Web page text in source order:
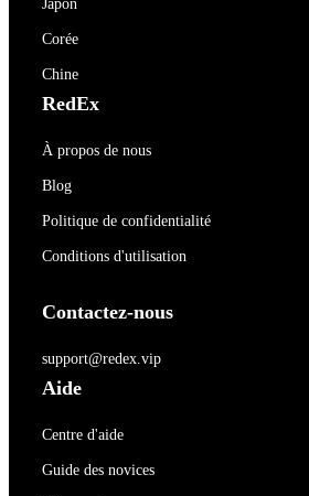
Japon
Corée
Chine
RedEx
À propos de nous
Blog
Politique de confidentialité
Conditions d'utilisation
Contactez-nous
support@redex.vip
Aide
Centre d'aide
Guide des novices